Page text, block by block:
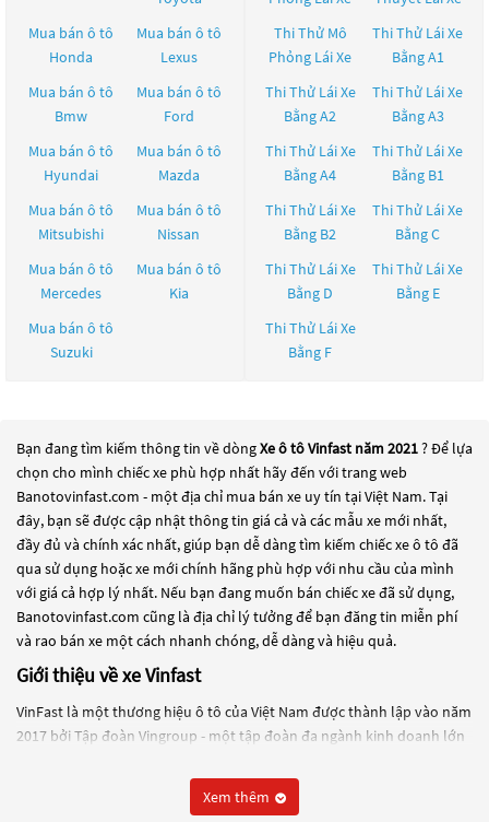
Mua bán ô tô
Honda
Mua bán ô tô
Lexus
Mua bán ô tô
Bmw
Mua bán ô tô
Ford
Mua bán ô tô
Hyundai
Mua bán ô tô
Mazda
Mua bán ô tô
Mitsubishi
Mua bán ô tô
Nissan
Mua bán ô tô
Mercedes
Mua bán ô tô
Kia
Mua bán ô tô
Suzuki
Thi Thử Mô
Phỏng Lái Xe
Thi Thử Lái Xe
Bằng A1
Thi Thử Lái Xe
Bằng A2
Thi Thử Lái Xe
Bằng A3
Thi Thử Lái Xe
Bằng A4
Thi Thử Lái Xe
Bằng B1
Thi Thử Lái Xe
Bằng B2
Thi Thử Lái Xe
Bằng C
Thi Thử Lái Xe
Bằng D
Thi Thử Lái Xe
Bằng E
Thi Thử Lái Xe
Bằng F
Bạn đang tìm kiếm thông tin về dòngXe ô tô Vinfast năm 2021? Để lựa
chọn cho mình chiếc xe phù hợp nhất hãy đến với trang web
Banotovinfast.com - một địa chỉ mua bán xe uy tín tại Việt Nam. Tại
đây, bạn sẽ được cập nhật thông tin giá cả và các mẫu xe mới nhất,
đầy đủ và chính xác nhất, giúp bạn dễ dàng tìm kiếm chiếc xe ô tô đã
qua sử dụng hoặc xe mới chính hãng phù hợp với nhu cầu của mình
với giá cả hợp lý nhất. Nếu bạn đang muốn bán chiếc xe đã sử dụng,
Banotovinfast.com cũng là địa chỉ lý tưởng để bạn đăng tin miễn phí
và rao bán xe một cách nhanh chóng, dễ dàng và hiệu quả.
Giới thiệu về xe Vinfast
VinFast là một thương hiệu ô tô của Việt Nam được thành lập vào năm
2017 bởi Tập đoàn Vingroup - một tập đoàn đa ngành kinh doanh lớn
thương hiệu ô tô hàng đầu tại Đông Nam Á và đang tiến hành xây
dựng nhà máy sản xuất ô tô tại khu kinh tế Đình Vũ - Cát Hải, Hải
Xem thêm